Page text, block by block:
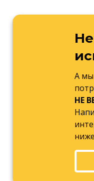
А мы
НЕ